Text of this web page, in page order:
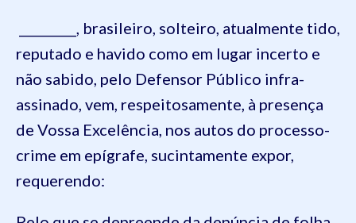
_________, brasileiro, solteiro, atualmente tido,
reputado e havido como em lugar incerto e
não sabido, pelo Defensor Público infra-
assinado, vem, respeitosamente, à presença
de Vossa Excelência, nos autos do processo-
crime em epígrafe, sucintamente expor,
requerendo: